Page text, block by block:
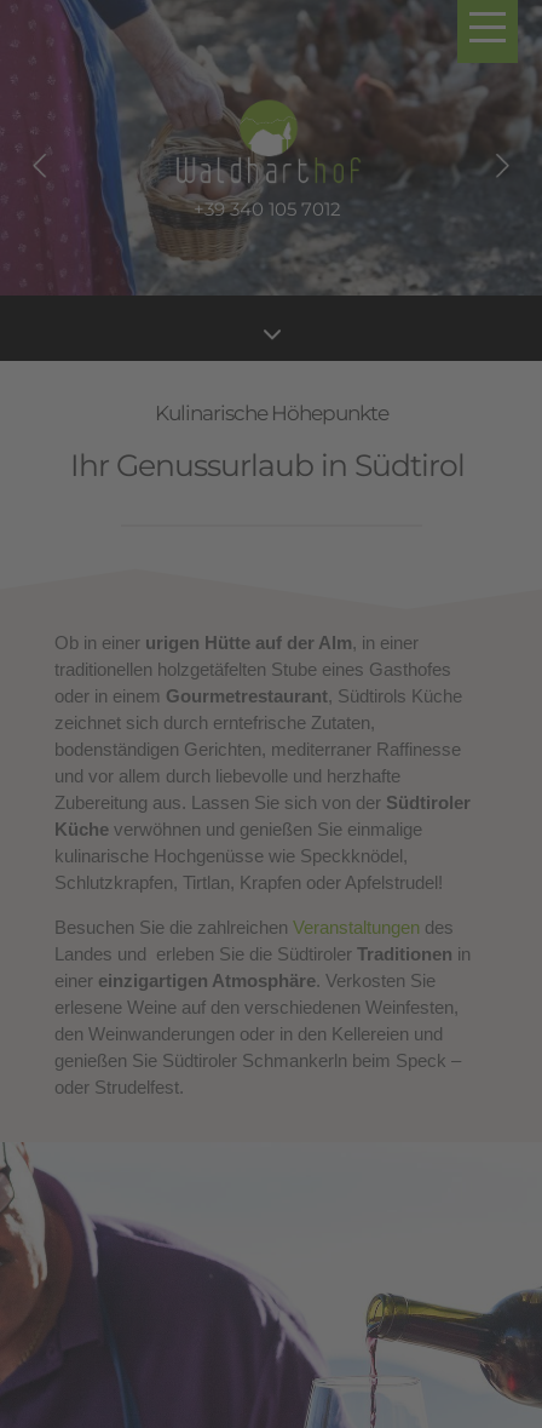
+39 340 105 7012
+39 340 105 7012
+39 340 105 7012
+39 340 105 7012
3
Kulinarische Höhepunkte
Ihr Genussurlaub in Südtirol
Ob in einer urigen Hütte auf der Alm, in einer
traditionellen holzgetäfelten Stube eines Gasthofes
oder in einem Gourmetrestaurant, Südtirols Küche
zeichnet sich durch erntefrische Zutaten,
bodenständigen Gerichten, mediterraner Raffinesse
und vor allem durch liebevolle und herzhafte
Zubereitung aus. Lassen Sie sich von der Südtiroler
Kücheverwöhnen und genießen Sie einmalige
kulinarische Hochgenüsse wie Speckknödel,
Schlutzkrapfen, Tirtlan, Krapfen oder Apfelstrudel!
Besuchen Sie die zahlreichen Veranstaltungen des
Landes und erleben Sie die Südtiroler Traditionen in
einer einzigartigen Atmosphäre. Verkosten Sie
erlesene Weine auf den verschiedenen Weinfesten,
den Weinwanderungen oder in den Kellereien und
genießen Sie Südtiroler Schmankerln beim Speck –
oder Strudelfest.